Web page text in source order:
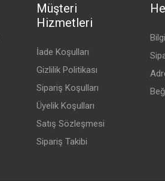
Müşteri
Hizmetleri
İade Koşulları
Gizlilik Politikası
Sipariş Koşulları
Üyelik Koşulları
Satış Sözleşmesi
Sipariş Takibi